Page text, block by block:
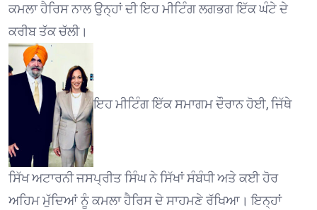
ਕਮਲਾ ਹੈਰਿਸ ਨਾਲ ਉਨ੍ਹਾਂ ਦੀ ਇਹ ਮੀਟਿੰਗ ਲਗਭਗ ਇੱਕ ਘੰਟੇ ਦੇ
ਕਰੀਬ ਤੱਕ ਚੱਲੀ।
ਇਹ ਮੀਟਿੰਗ ਇੱਕ ਸਮਾਗਮ ਦੌਰਾਨ ਹੋਈ, ਜਿੱਥੇ
ਸਿੱਖ ਅਟਾਰਨੀ ਜਸਪ੍ਰੀਤ ਸਿੰਘ ਨੇ ਸਿੱਖਾਂ ਸੰਬੰਧੀ ਅਤੇ ਕਈ ਹੋਰ
ਅਹਿਮ ਮੁੱਦਿਆਂ ਨੂੰ ਕਮਲਾ ਹੈਰਿਸ ਦੇ ਸਾਹਮਣੇ ਰੱਖਿਆ। ਇਨ੍ਹਾਂ